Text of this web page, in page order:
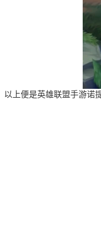
以上便是英雄联盟手游诺